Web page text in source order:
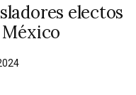
electos